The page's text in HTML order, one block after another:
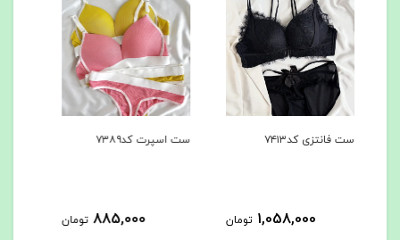
ست اسپرت کد۷۳۸۹
885,000 تومان
شرت فانتزی پشت باز
425,000 تومان